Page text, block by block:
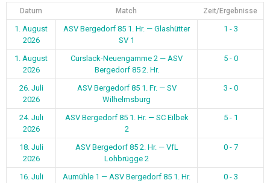
Datum Match Zeit/Ergebnisse
1. August
2026
ASV Bergedorf 85 1. Hr. — Glashütter
SV 1
1 - 3
1. August
2026
Curslack-Neuengamme 2 — ASV
Bergedorf 85 2. Hr.
5 - 0
26. Juli
2026
ASV Bergedorf 85 1. Fr. — SV
Wilhelmsburg
3 - 0
24. Juli
2026
ASV Bergedorf 85 1. Hr. — SC Eilbek
2
5 - 1
18. Juli
2026
ASV Bergedorf 85 2. Hr. — VfL
Lohbrügge 2
0 - 7
16. Juli
Aumühle 1 — ASV Bergedorf 85 1. Hr. 0 - 3